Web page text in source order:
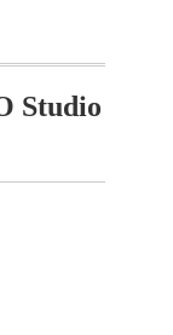
Studio